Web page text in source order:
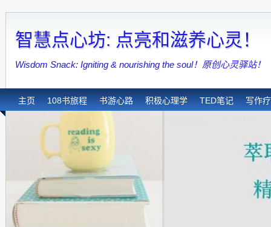
智慧点心坊: 点亮和滋养心灵！
Wisdom Snack: Igniting & nourishing the soul！原创心灵驿站！
主页 108书旅程 书游心路 积极心理学 TED笔记 写作